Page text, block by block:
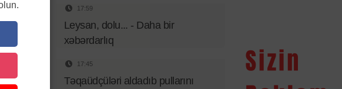
17:59
Leysan, dolu... - Daha bir
xəbərdarlıq
17:45
Təqaüdçüləri aldadıb pullarını